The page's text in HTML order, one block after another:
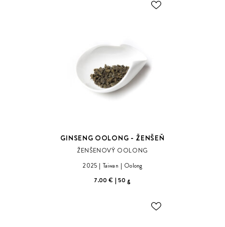
ODOBER
GINSENG OOLONG - ŽENŠEŇ
ŽENŠENOVÝ OOLONG
2025
Taiwan
Oolong
7.00 €
50 g
ODOBER